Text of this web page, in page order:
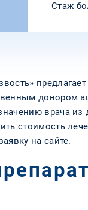
Стаж
донором
врача из
стоимость
на сайте.